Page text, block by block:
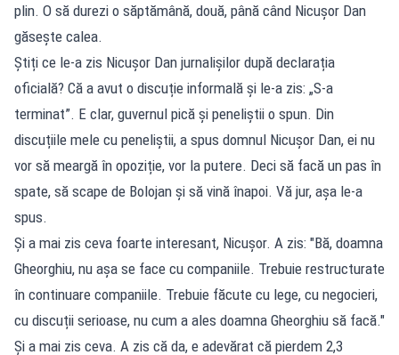
plin. O să durezi o săptămână, două, până când Nicușor Dan
găsește calea.
Știți ce le-a zis Nicușor Dan jurnalișilor după declarația
oficială? Că a avut o discuție informală și le-a zis: „S-a
terminat”. E clar, guvernul pică și peneliștii o spun. Din
discuțiile mele cu peneliștii, a spus domnul Nicușor Dan, ei nu
vor să meargă în opoziție, vor la putere. Deci să facă un pas în
spate, să scape de Bolojan și să vină înapoi. Vă jur, așa le-a
spus.
Și a mai zis ceva foarte interesant, Nicușor. A zis: "Bă, doamna
Gheorghiu, nu așa se face cu companiile. Trebuie restructurate
în continuare companiile. Trebuie făcute cu lege, cu negocieri,
cu discuții serioase, nu cum a ales doamna Gheorghiu să facă."
Și a mai zis ceva. A zis că da, e adevărat că pierdem 2,3